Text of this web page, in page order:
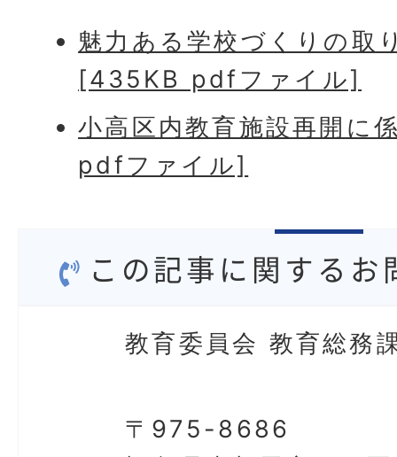
魅力ある学校づくりの取
[435KB pdfファイル]
小高区内教育施設再開に
pdfファイル]
この記事に関するお
教育委員会 教育総務
〒975-8686